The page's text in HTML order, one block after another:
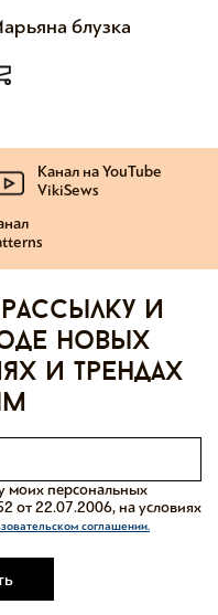
блузка
Канал на YouTube
VikiSews
и
новых
и трендах
моих персональных
от 22.07.2006, на условиях
соглашении.